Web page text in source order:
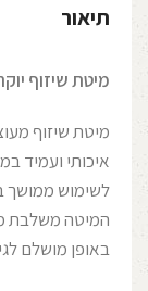
תיאור
מיטת שיזוף
מיטת שיזוף
איכותי ועמיד
לשימוש ממושך
המיטה משלבת
באופן מושלם